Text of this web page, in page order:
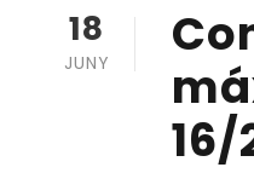
18
JUNY